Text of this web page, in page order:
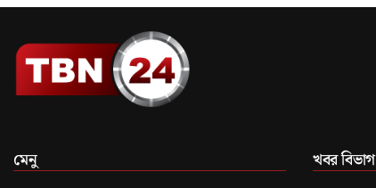
মেনু খবর বিভাগ